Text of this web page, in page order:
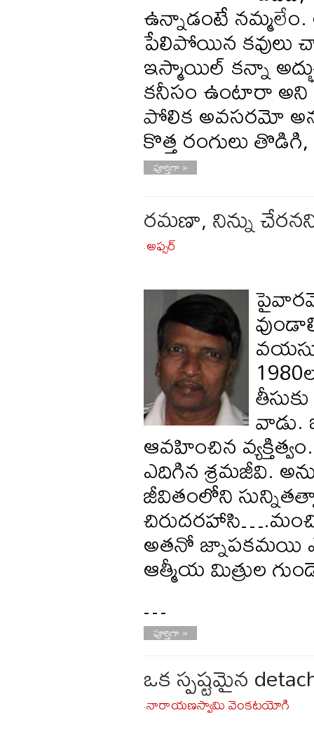
ఉన్నాడంటే
పేలిపోయిన కవులు
ఇస్మాయిల్ కన్నా
కనీసం ఉంటారా
పోలిక అవసరమో
కొత్త రంగులు తొడిగి,
పూర్తిగా »
రమణా, నిన్ను
-అఫ్సర్
వాడు.
ఆవహించిన
ఎదిగిన శ్రమజీవి.
జీవితంలోని
అతనో జ్నాపకమయి
ఆత్మీయ మిత్రుల
…
పూర్తిగా »
ఒక స్పష్టమైన
-నారాయణస్వామి వెంకటయోగి